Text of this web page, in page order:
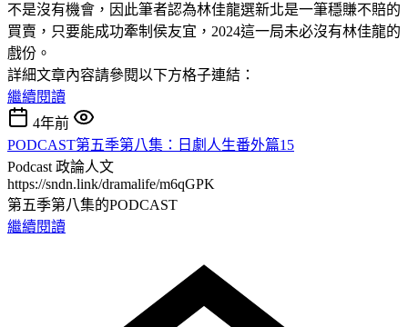
不是沒有機會，因此筆者認為林佳龍選新北是一筆穩賺不賠的
買賣，只要能成功牽制侯友宜，2024這一局未必沒有林佳龍的
戲份。
詳細文章內容請參閱以下方格子連結：
繼續閱讀
4年前
PODCAST第五季第八集：日劇人生番外篇15
Podcast 政論人文
https://sndn.link/dramalife/m6qGPK
第五季第八集的PODCAST
繼續閱讀